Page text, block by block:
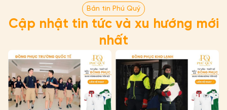
Bản tin Phú Quý
Cập nhật tin tức và xu hướng mới
nhất